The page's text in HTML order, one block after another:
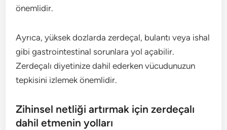
önemlidir.
Ayrıca, yüksek dozlarda zerdeçal, bulantı veya ishal
gibi gastrointestinal sorunlara yol açabilir.
Zerdeçalı diyetinize dahil ederken vücudunuzun
tepkisini izlemek önemlidir.
Zihinsel netliği artırmak için zerdeçalı
dahil etmenin yolları